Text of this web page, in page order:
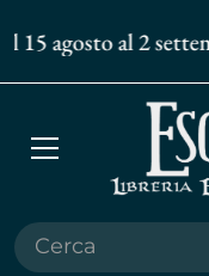
15 agosto al 2
Apri